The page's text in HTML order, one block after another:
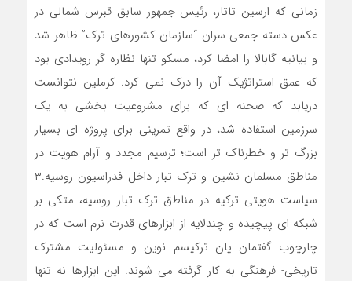
زمانی که ارسین تاتار، رئیس جمهور سابق قبرس شمالی در
عکس دسته جمعی سران “سازمان کشورهای ترک” ظاهر شد
و بیانیه گابالا را امضا کرد، مسکو تنها نظاره گر رویدادی بود
که عمق استراتژیک آن را درک نمی کرد. کرملین نتوانست
دریابد که صحنه ای که برای مشروعیت بخشی به یک
سرزمین استفاده شد، در واقع تمرینی برای پروژه ای بسیار
بزرگ تر و خطرناک تر است؛ ترسیم مجدد و آرام هویت در
مناطق مسلمان نشین و ترک تبار داخل فدراسیون روسیه.۳
سیاست هویتی ترکیه در مناطق ترک تبار روسیه، متکی بر
شبکه ای پیچیده و چندلایه از ابزارهای قدرت نرم است که در
چارچوب گفتمان پان ترکیسم نوین و مسئولیت مشترک
تاریخی- فرهنگی به کار گرفته می شوند. این ابزارها نه تنها